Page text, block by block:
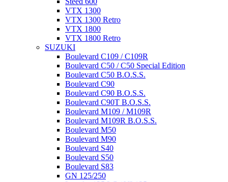
VTX 1300
VTX 1300 Retro
VTX 1800
VTX 1800 Retro
SUZUKI
Boulevard C109 / C109R
Boulevard C50 / C50 Special Edition
Boulevard C50 B.O.S.S.
Boulevard C90
Boulevard C90 B.O.S.S.
Boulevard C90T B.O.S.S.
Boulevard M109 / M109R
Boulevard M109R B.O.S.S.
Boulevard M50
Boulevard M90
Boulevard S40
Boulevard S50
Boulevard S83
GN 125/250